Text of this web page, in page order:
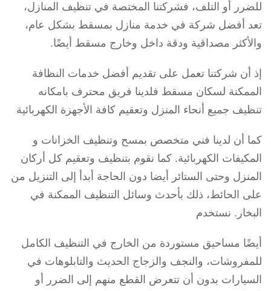
للضرر أو التلف، فشركتنا المختصة في تنظيف المنازل،
تعد أفضل شركة في خدمة منازل بمسقط بشكل عام،
والأكثر مصداقية ودقة داخل وخارج مسقط أيضًا.
إذ أن شركتنا تعمل على تقديم أفضل خدمات النظافة
الممكنة لسكان مسقط فلدينا فريق محترف بامكانه
تنظيف جميع أنحاء المنزل وتعقيم كافة الأجهزة الكهربائية
كما أن لدينا فني متخصص بمسح وتنظيف الخزانات و
المكيفات الكهربائية. كما نقوم بتنظيف وتعقيم كل أركان
المنزل وحتى الستائر أيضا دون الحاجة أبدأ إلى التنزيل من
على الحائط، ذلك بأحدث وسائل التنظيف الممكنة في
البخار. نستخدم
أيضًا مساحيق مستوردة من الخارج في التنظيف الكامل
للمفروشات، والنجف والزجاج الحديث والتابلوهات في
السيارات بدون أن تتعرض القطع منهم إلى الضرر أو